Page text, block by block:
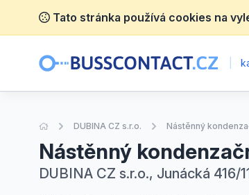
Tato stránka používá cookies na
Úvodní stránka
DUBINA CZ s.r.o. Nástěnný
Nástěnný
DUBINA CZ s.r.o., Junácká 416/